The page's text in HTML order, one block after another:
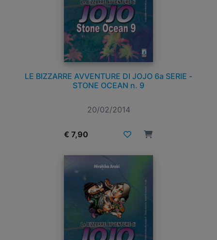
LE BIZZARRE AVVENTURE DI JOJO 6a SERIE -
STONE OCEAN n. 9
20/02/2014
€ 7,90